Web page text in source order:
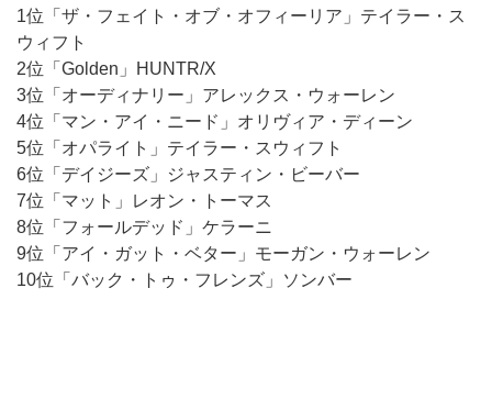
1位「ザ・フェイト・オブ・オフィーリア」テイラー・ス
ウィフト
2位「Golden」HUNTR/X
3位「オーディナリー」アレックス・ウォーレン
4位「マン・アイ・ニード」オリヴィア・ディーン
5位「オパライト」テイラー・スウィフト
6位「デイジーズ」ジャスティン・ビーバー
7位「マット」レオン・トーマス
8位「フォールデッド」ケラーニ
9位「アイ・ガット・ベター」モーガン・ウォーレン
10位「バック・トゥ・フレンズ」ソンバー